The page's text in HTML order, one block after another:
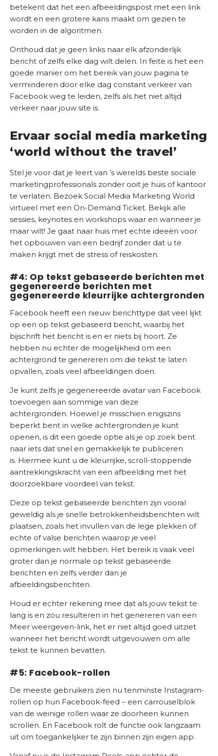
betekent dat het een afbeeldingspost met een link
wordt en een grotere kans maakt om gezien te
worden in de algoritmen.
Onthoud dat je geen links naar elk afzonderlijk
bericht of zelfs elke dag wilt delen. In feite is het een
goede manier om het bereik van jouw pagina te
verminderen door elke dag constant verkeer van
Facebook weg te leiden, zelfs als het niet altijd
verkeer naar jouw site is.
Ervaar social media marketing
‘world without the travel’
Stel je voor dat je leert van ’s werelds beste sociale
marketingprofessionals zonder ooit je huis of kantoor
te verlaten. Bezoek Social Media Marketing World
virtueel met een On-Demand Ticket. Bekijk alle
sessies, keynotes en workshops waar en wanneer je
maar wilt! Je gaat naar huis met echte ideeën voor
het opbouwen van een bedrijf zonder dat u te
maken krijgt met de stress of reiskosten.
#4: Op tekst gebaseerde berichten met
gegenereerde berichten met
gegenereerde kleurrijke achtergronden
Facebook heeft een nieuw berichttype dat veel lijkt
op een op tekst gebaseerd bericht, waarbij het
bijschrift het bericht is en er niets bij hoort. Ze
hebben nu echter de mogelijkheid om een ​​
achtergrond te genereren om die tekst te laten
opvallen, zoals veel afbeeldingen doen.
Je kunt zelfs je gegenereerde avatar van Facebook
toevoegen aan sommige van deze
achtergronden. Hoewel je misschien enigszins
beperkt bent in welke achtergronden je kunt
openen, is dit een goede optie als je op zoek bent
naar iets dat snel en gemakkelijk te publiceren
is. Hiermee kunt u de kleurrijke, scroll-stoppende
aantrekkingskracht van een afbeelding met het
doorzoekbare voordeel van tekst.
Deze op tekst gebaseerde berichten zijn vooral
geweldig als je snelle betrokkenheidsberichten wilt
plaatsen, zoals het invullen van de lege plekken of
echte of valse berichten waarop je veel
opmerkingen wilt hebben. Het bereik is vaak veel
groter dan je normale op tekst gebaseerde
berichten en zelfs verder dan je
afbeeldingsberichten.
Houd er echter rekening mee dat als jouw tekst te
lang is en zou resulteren in het genereren van een
Meer weergeven-link, het er niet altijd goed uitziet
wanneer het bericht wordt uitgevouwen om alle
tekst te kunnen bevatten.
#5: Facebook-rollen
De meeste gebruikers zien nu tenminste Instagram-
rollen op hun Facebook-feed – een carrouselblok
van de weinige rollen waar ze doorheen kunnen
scrollen. En Facebook rolt de functie ook langzaam
uit om toegankelijker te zijn binnen zijn eigen app.